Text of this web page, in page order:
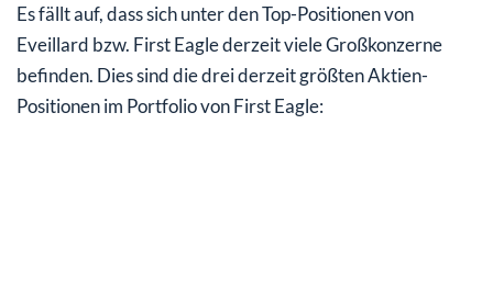
Es fällt auf, dass sich unter den Top-Positionen von
Eveillard bzw. First Eagle derzeit viele Großkonzerne
befinden. Dies sind die drei derzeit größten Aktien-
Positionen im Portfolio von First Eagle: